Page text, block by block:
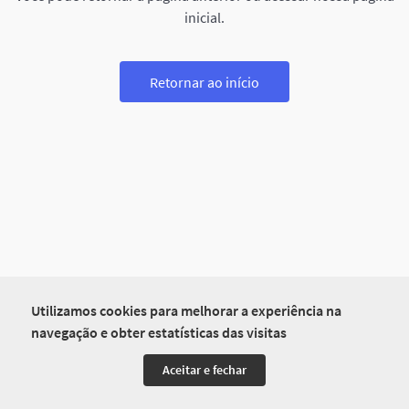
Utilizamos cookies para melhorar a experiência na
navegação e obter estatísticas das visitas
Aceitar e fechar
inicial.
Retornar ao início